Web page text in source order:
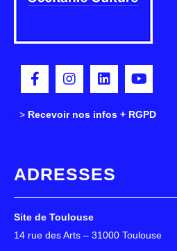
> Recevoir nos infos + RGPD
ADRESSES
Site de Toulouse
14 rue des Arts – 31000 Toulouse